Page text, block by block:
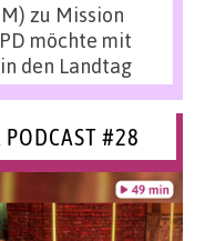
zu Mission
möchte mit
den Landtag
PODCAST #28